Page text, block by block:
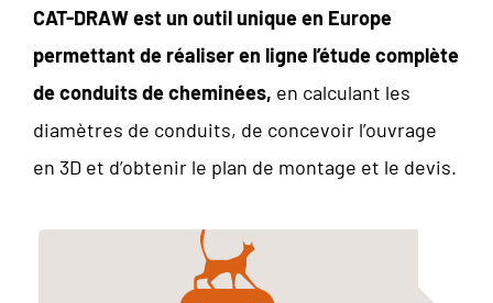
CAT-DRAW est un outil unique en Europe
permettant de réaliser en ligne l’étude complète
de conduits de cheminées, en calculant les
diamètres de conduits, de concevoir l’ouvrage
en 3D et d’obtenir le plan de montage et le devis.